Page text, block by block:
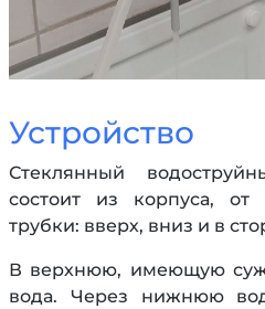
Устройство
Стеклянный
состоит из корпуса, от
трубки: вверх, вниз и в
В верхнюю, имеющую
вода. Через нижнюю